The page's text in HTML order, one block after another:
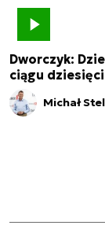
Dworczyk:
ciągu
Michał